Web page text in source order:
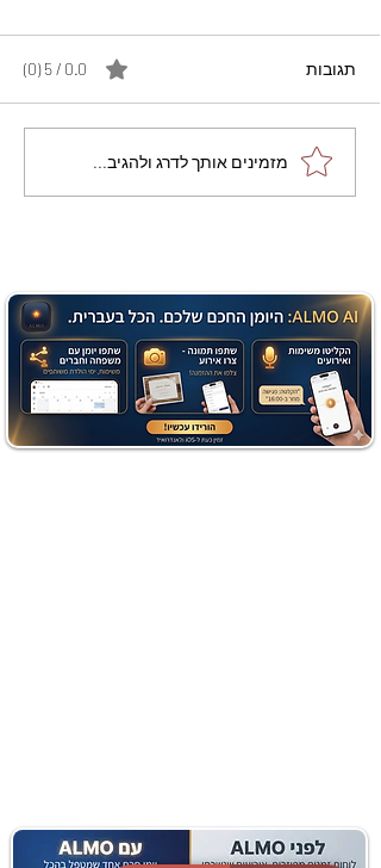
מתכון מנצח עוגת מייפל
שוקולד בחושה וקלה - זיוה
תגובות 0.0 / 5 ‏(0)
מזמינים אותך לדרג ולהגיב...